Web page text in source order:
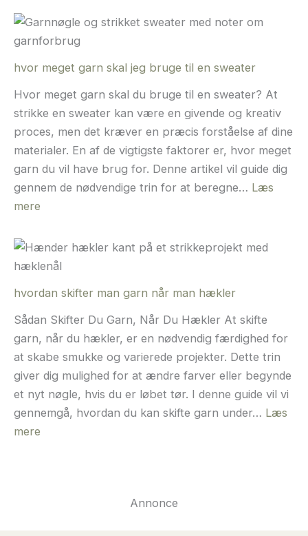
hvor meget garn skal jeg bruge til en sweater
Hvor meget garn skal du bruge til en sweater? At
strikke en sweater kan være en givende og kreativ
proces, men det kræver en præcis forståelse af dine
materialer. En af de vigtigste faktorer er, hvor meget
garn du vil have brug for. Denne artikel vil guide dig
gennem de nødvendige trin for at beregne… Læs
mere
meget
garn
jeg
bruge
til
en
sweater
hvordan skifter man garn når man hækler
Sådan Skifter Du Garn, Når Du Hækler At skifte
garn, når du hækler, er en nødvendig færdighed for
at skabe smukke og varierede projekter. Dette trin
giver dig mulighed for at ændre farver eller begynde
et nyt nøgle, hvis du er løbet tør. I denne guide vil vi
gennemgå, hvordan du kan skifte garn under… Læs
mere
Annonce